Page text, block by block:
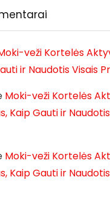
veži Kortelės
ir Naudotis Visais
Moki-veži Kortelės
Kaip Gauti ir
Moki-veži Kortelės
Kaip Gauti ir